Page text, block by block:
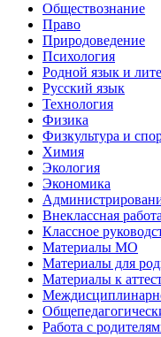
Обществознание
Право
Природоведение
Психология
Родной язык и
Русский язык
Технология
Физика
Физкультура и
Химия
Экология
Экономика
Внеклассная работа
Классное
Материалы МО
Материалы для
Материалы к
Работа с